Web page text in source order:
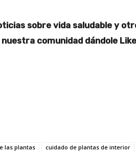
sobre vida saludable y
comunidad dándole
las plantas cuidado de plantas de interior